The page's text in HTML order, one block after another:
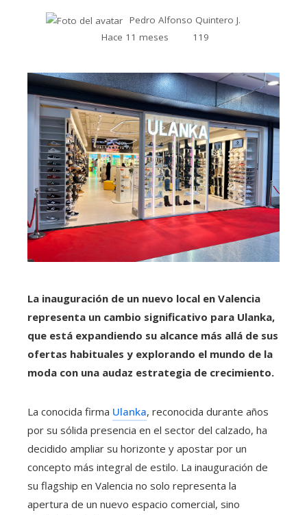
Pedro Alfonso Quintero J.
Hace 11 meses
119
La inauguración de un nuevo local en Valencia
representa un cambio significativo para Ulanka,
que está expandiendo su alcance más allá de sus
ofertas habituales y explorando el mundo de la
moda con una audaz estrategia de crecimiento.
La conocida firma Ulanka, reconocida durante años
por su sólida presencia en el sector del calzado, ha
decidido ampliar su horizonte y apostar por un
concepto más integral de estilo. La inauguración de
su flagship en Valencia no solo representa la
apertura de un nuevo espacio comercial, sino